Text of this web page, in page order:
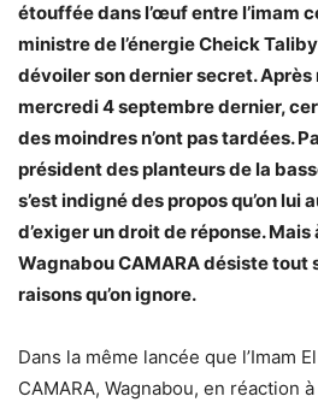
étouffée dans l’œuf entre l’imam
ministre de l’énergie Cheick
dévoiler son dernier secret.
mercredi 4 septembre dernier,
des moindres n’ont pas tardées.
président des planteurs de la
s’est indigné des propos qu’on
d’exiger un droit de réponse.
Wagnabou CAMARA désiste tout
raisons qu’on ignore.
Dans la même lancée que l’Imam
CAMARA, Wagnabou, en réaction